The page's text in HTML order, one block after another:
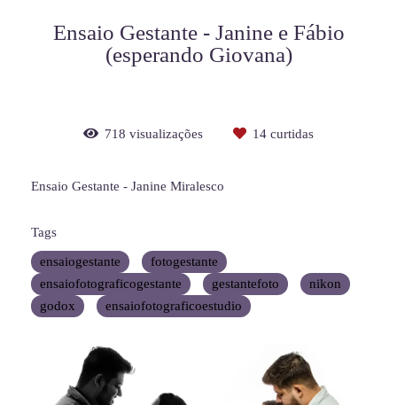
Ensaio Gestante - Janine e Fábio
(esperando Giovana)
718 visualizações 14 curtidas
Ensaio Gestante - Janine Miralesco
Tags
ensaiogestante
fotogestante
ensaiofotograficogestante
gestantefoto
nikon
godox
ensaiofotograficoestudio